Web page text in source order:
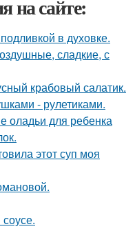
на сайте:
в духовке.
сладкие, с
крабовый салатик.
- рулетиками.
оладьи для ребенка
этот суп моя